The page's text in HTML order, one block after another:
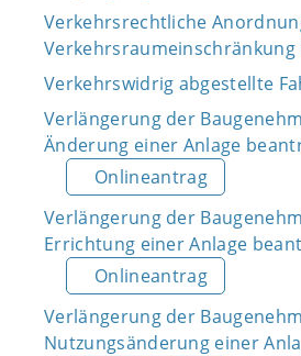
Verkehrsrechtliche
Verkehrsraumeinschränkung
Verkehrswidrig abgestellte
Verlängerung der
Änderung einer Anlage
Onlineantrag
Verlängerung der
Errichtung einer Anlage
Onlineantrag
Verlängerung der
Nutzungsänderung einer